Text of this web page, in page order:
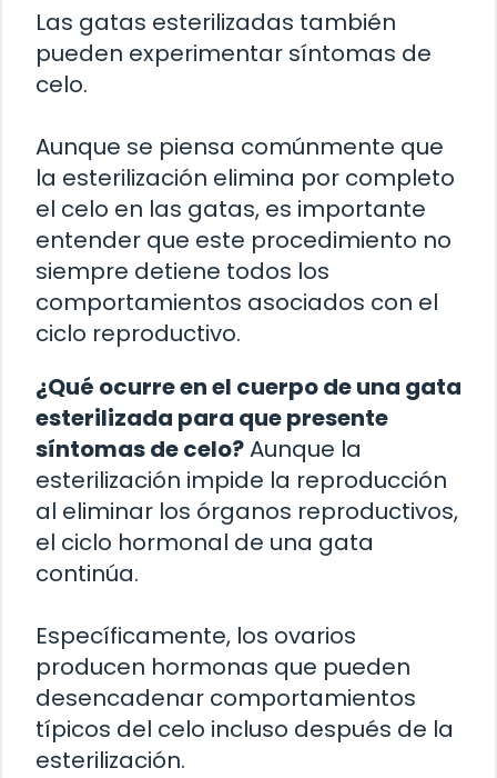
Las gatas esterilizadas también
pueden experimentar síntomas de
celo.
Aunque se piensa comúnmente que
la esterilización elimina por completo
el celo en las gatas, es importante
entender que este procedimiento no
siempre detiene todos los
comportamientos asociados con el
ciclo reproductivo.
¿Qué ocurre en el cuerpo de una gata
esterilizada para que presente
síntomas de celo?Aunque la
esterilización impide la reproducción
al eliminar los órganos reproductivos,
el ciclo hormonal de una gata
continúa.
Específicamente, los ovarios
producen hormonas que pueden
desencadenar comportamientos
típicos del celo incluso después de la
esterilización.